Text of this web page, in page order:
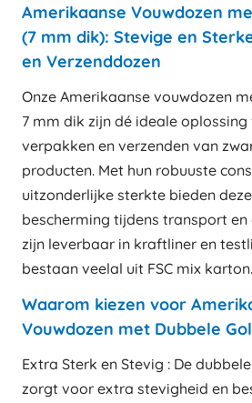
Amerikaanse Vouwdozen
(7 mm dik): Stevige en
en Verzenddozen
Onze Amerikaanse vouwdozen
7 mm dik zijn dé ideale
verpakken en verzenden van
producten. Met hun robuuste
uitzonderlijke sterkte bieden
bescherming tijdens transport en
zijn leverbaar in kraftliner en
bestaan veelal uit FSC mix karton.
Waarom kiezen voor
Vouwdozen met Dubbele
Extra Sterk en Stevig : De
zorgt voor extra stevigheid en